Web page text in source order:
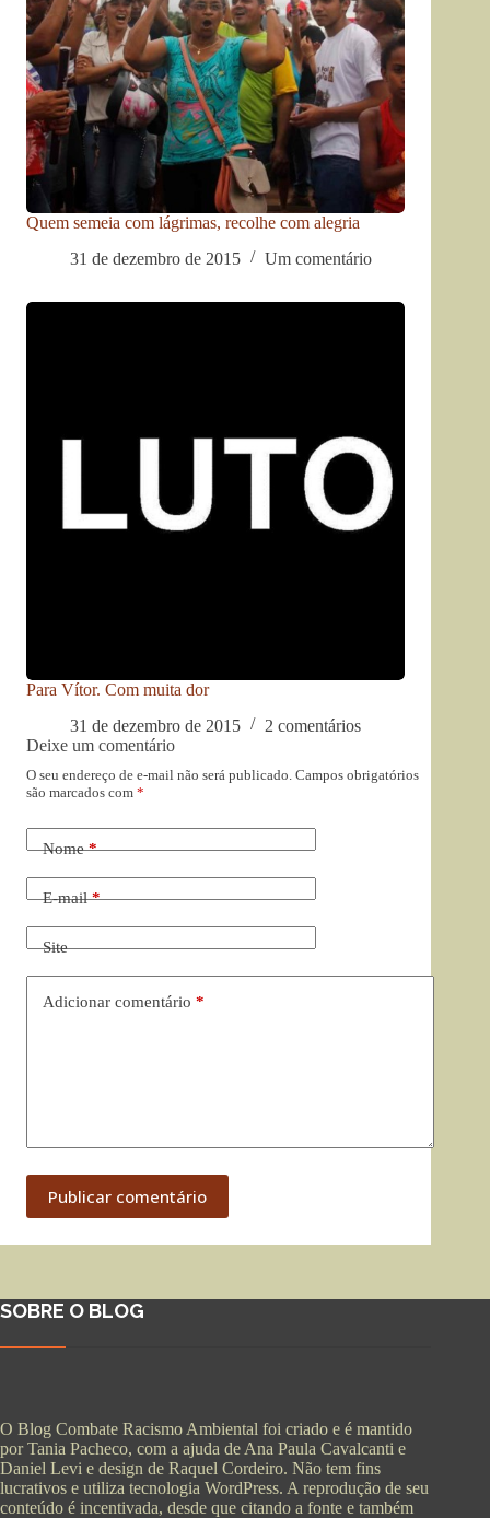
Quem semeia com lágrimas, recolhe com alegria
31 de dezembro de 2015
Um comentário
Para Vítor. Com muita dor
31 de dezembro de 2015
2 comentários
Deixe um comentário
O seu endereço de e-mail não será publicado. Campos obrigatórios
são marcados com *
Nome*
E-mail*
Site
Adicionar comentário *
Publicar comentário
SOBRE O BLOG
O Blog Combate Racismo Ambiental foi criado e é mantido
por Tania Pacheco, com a ajuda de Ana Paula Cavalcanti e
Daniel Levi e design de Raquel Cordeiro. Não tem fins
lucrativos e utiliza tecnologia WordPress. A reprodução de seu
conteúdo é incentivada, desde que citando a fonte e também